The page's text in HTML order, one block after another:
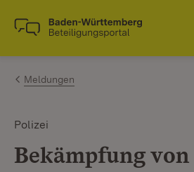
Zum Inhalt springen
Link zur Startseite
Meldungen
Polizei
Bekämpfung von